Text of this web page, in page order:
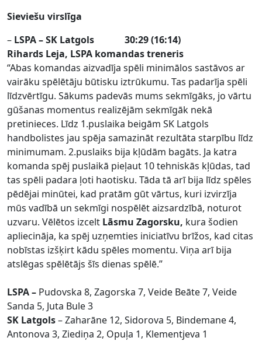
Sieviešu virslīga
– LSPA – SK Latgols 30:29 (16:14)
Rihards Leja, LSPA komandas treneris
“Abas komandas aizvadīja spēli minimālos sastāvos ar
vairāku spēlētāju būtisku iztrūkumu. Tas padarīja spēli
līdzvērtīgu. Sākums padevās mums sekmīgāks, jo vārtu
gūšanas momentus realizējām sekmīgāk nekā
pretinieces. Līdz 1.puslaika beigām SK Latgols
handbolistes jau spēja samazināt rezultāta starpību līdz
minimumam. 2.puslaiks bija kļūdām bagāts. Ja katra
komanda spēj puslaikā pieļaut 10 tehniskās kļūdas, tad
tas spēli padara ļoti haotisku. Tāda tā arī bija līdz spēles
pēdējai minūtei, kad pratām gūt vārtus, kuri izvirzīja
mūs vadībā un sekmīgi nospēlēt aizsardzībā, noturot
uzvaru. Vēlētos izcelt Lāsmu Zagorsku, kura šodien
apliecināja, ka spēj uzņemties iniciatīvu brīžos, kad citas
nobīstas izšķirt kādu spēles momentu. Viņa arī bija
atslēgas spēlētājs šīs dienas spēlē.”
LSPA – Pudovska 8, Zagorska 7, Veide Beāte 7, Veide
Sanda 5, Juta Bule 3
SK Latgols– Zaharāne 12, Sidorova 5, Bindemane 4,
Antonova 3, Ziediņa 2, Opuļa 1, Klementjeva 1